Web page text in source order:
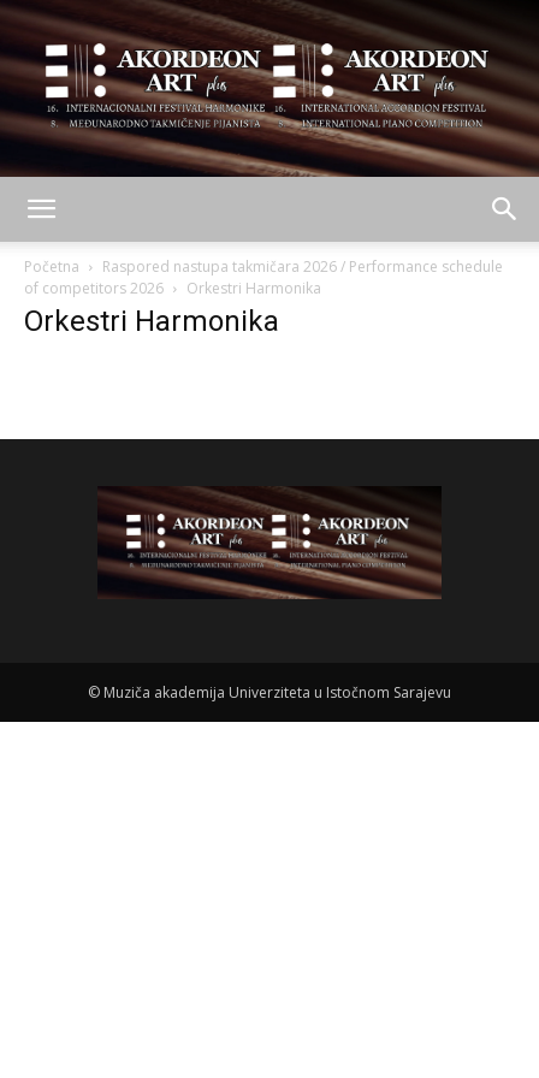
ART
plus
Početna
Raspored nastupa takmičara 2026 / Performance schedule
of competitors 2026
Orkestri Harmonika
Orkestri Harmonika
© Muziča akademija Univerziteta u Istočnom Sarajevu